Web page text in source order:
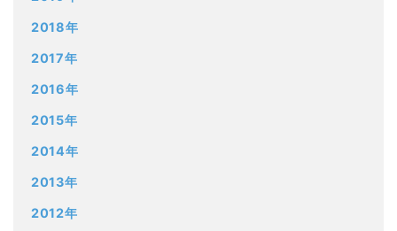
2018年
2017年
2016年
2015年
2014年
2013年
2012年